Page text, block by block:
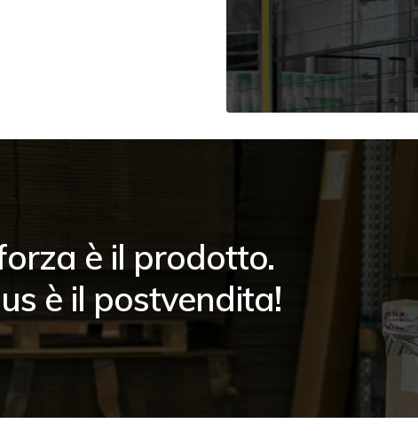
è il prodotto.
è il postvendita!